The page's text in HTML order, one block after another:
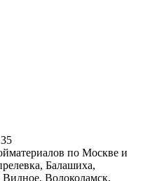
по Москве и
Балашиха,
Волоколамск,